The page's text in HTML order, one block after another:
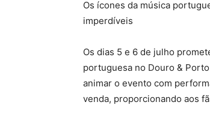
Os ícones da música
imperdíveis
Os dias 5 e 6 de julho
portuguesa no Douro &
animar o evento com
venda, proporcionando aos